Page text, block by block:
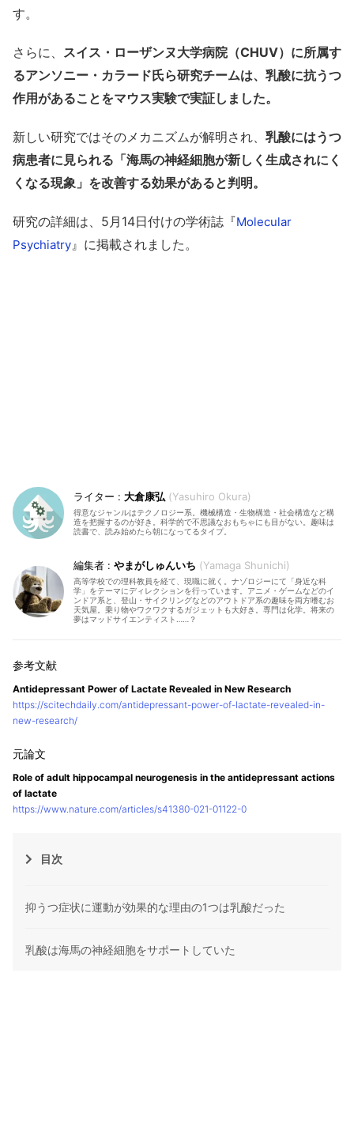
す。
さらに、 スイス・ローザンヌ大学病院（CHUV）に所属す
るアンソニー・カラード氏ら研究チームは、乳酸に抗うつ
作用があることをマウス実験で実証しました。
新しい研究ではそのメカニズムが解明され、 乳酸にはうつ
病患者に見られる「海馬の神経細胞が新しく生成されにく
くなる現象」を改善する効果があると判明。
研究の詳細は、5月14日付けの学術誌『Molecular
Psychiatry』に掲載されました。
大倉康弘 Yasuhiro Okura
得意なジャンルはテクノロジー系。機械構造・生物構造・社会構造など構
造を把握するのが好き。科学的で不思議なおもちゃにも目がない。趣味は
読書で、読み始めたら朝になってるタイプ。
やまがしゅんいち Yamaga Shunichi
高等学校での理科教員を経て、現職に就く。ナゾロジーにて「身近な科
学」をテーマにディレクションを行っています。アニメ・ゲームなどのイ
ンドア系と、登山・サイクリングなどのアウトドア系の趣味を両方嗜むお
天気屋。乗り物やワクワクするガジェットも大好き。専門は化学。将来の
夢はマッドサイエンティスト……？
Antidepressant Power of Lactate Revealed in New Research
https://scitechdaily.com/antidepressant-power-of-lactate-revealed-in-
new-research/
Role of adult hippocampal neurogenesis in the antidepressant actions
of lactate
https://www.nature.com/articles/s41380-021-01122-0
目次
抑うつ症状に運動が効果的な理由の1つは乳酸だった
乳酸は海馬の神経細胞をサポートしていた